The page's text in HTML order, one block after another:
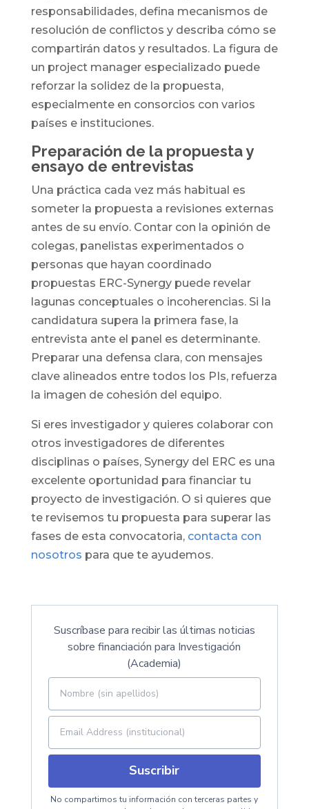
responsabilidades, defina mecanismos de
resolución de conflictos y describa cómo se
compartirán datos y resultados. La figura de
un project manager especializado puede
reforzar la solidez de la propuesta,
especialmente en consorcios con varios
países e instituciones.
Preparación de la propuesta y
ensayo de entrevistas
Una práctica cada vez más habitual es
someter la propuesta a revisiones externas
antes de su envío. Contar con la opinión de
colegas, panelistas experimentados o
personas que hayan coordinado
propuestas ERC-Synergy puede revelar
lagunas conceptuales o incoherencias. Si la
candidatura supera la primera fase, la
entrevista ante el panel es determinante.
Preparar una defensa clara, con mensajes
clave alineados entre todos los PIs, refuerza
la imagen de cohesión del equipo.
Si eres investigador y quieres colaborar con
otros investigadores de diferentes
disciplinas o países, Synergy del ERC es una
excelente oportunidad para financiar tu
proyecto de investigación. O si quieres que
te revisemos tu propuesta para superar las
fases de esta convocatoria, contacta con
nosotros para que te ayudemos.
Suscríbase para recibir las últimas noticias
sobre financiación para Investigación
(Academia)
Suscribir
No compartimos tu información con terceras partes y